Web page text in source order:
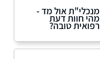
מנכלי"ת אול מד -
מהי חוות דעת
רפואית טובה?